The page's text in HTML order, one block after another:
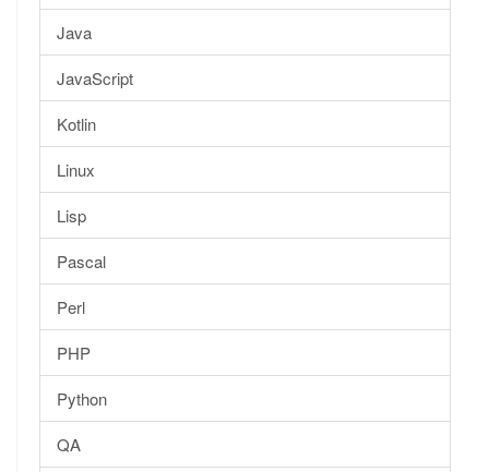
Java
JavaScript
Kotlin
Linux
Lisp
Pascal
Perl
PHP
Python
QA